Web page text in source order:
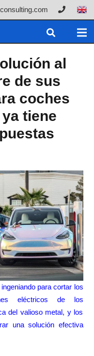
al
de sus
coches
tiene
para cortar los
eléctricos de los
del valioso metal, y los
una solución efectiva